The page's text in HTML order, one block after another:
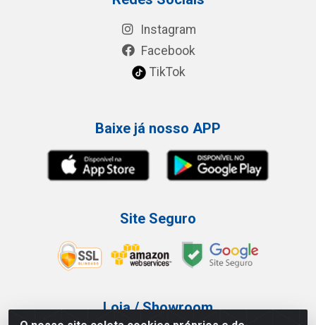
Instagram
Facebook
TikTok
Baixe já nosso APP
Site Seguro
Loja / Showroom